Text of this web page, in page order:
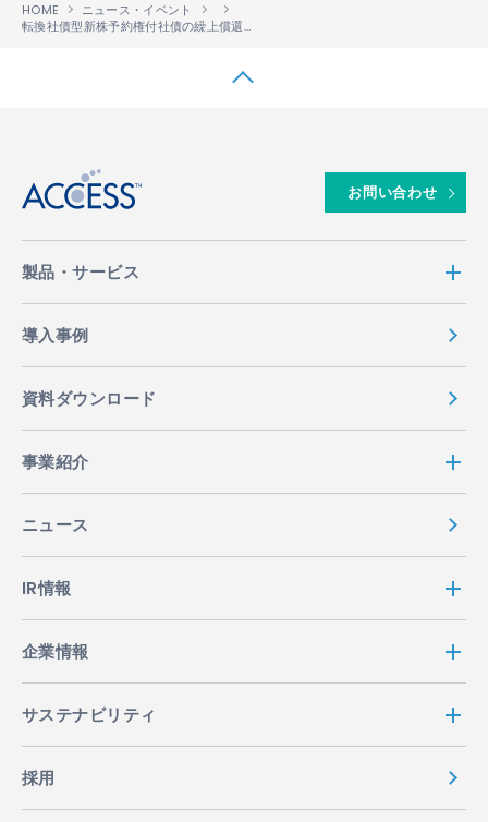
HOME
ニュース・イベント
転換社債型新株予約権付社債の繰上償還に関するお知らせ
お問い合わせ
製品・サービス
導入事例
資料ダウンロード
事業紹介
ニュース
IR情報
企業情報
サステナビリティ
採用